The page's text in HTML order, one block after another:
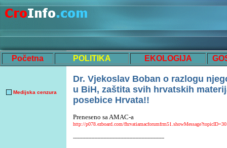
Početna POLITIKA EKOLOGIJA
Medijska cenzura
Dr. Vjekoslav Boban o razlogu
u BiH, zaštita svih hrvatskih
posebice Hrvata!!
Preneseno sa AMAC-a
http://p078.ezboard.com/
------------------------------------------------------------